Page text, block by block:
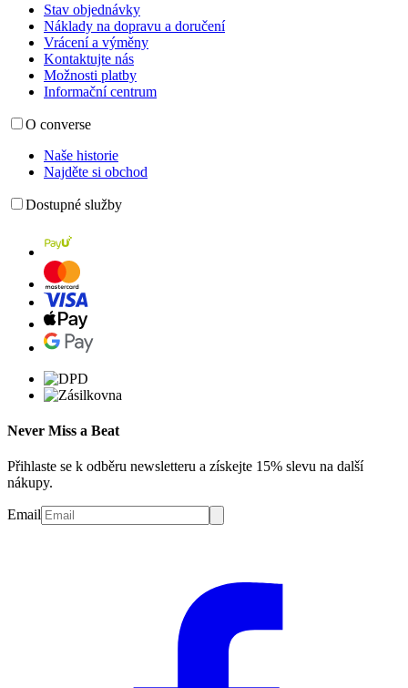
Stav objednávky
Náklady na dopravu a doručení
Vrácení a výměny
Kontaktujte nás
Možnosti platby
Informační centrum
O converse
Naše historie
Najděte si obchod
Dostupné služby
Never Miss a Beat
Přihlaste se k odběru newsletteru a získejte 15% slevu na další
nákupy.
Email